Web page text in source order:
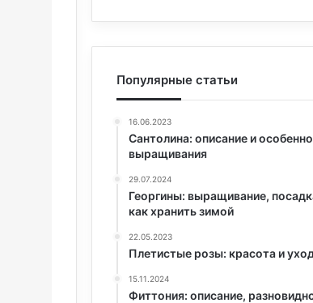
Популярные статьи
16.06.2023
Сантолина: описание и
выращивания
29.07.2024
Георгины: выращивание,
как хранить зимой
22.05.2023
Плетистые розы: красота и
15.11.2024
Фиттония: описание,